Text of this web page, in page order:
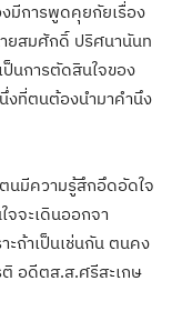
มีการพูดคุยกัยเรื่อง
ยสมศักดิ์ ปริศนานันท
นการตัดสินใจของ
งที่ตนต้องนำมาคำนึง
นมีความรู้สึกอึดอัดใจ
จะเดินออกจา
ถ้าเป็นเช่นกัน ตนคง
อดีตส.ส.ศรีสะเกษ